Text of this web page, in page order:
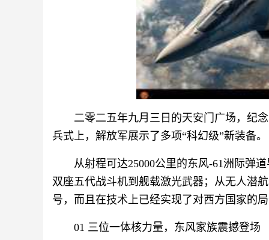
二零二五年九月三日的天安门广场，纪
兵式上，解放军展示了多项“科幻级”新装备。
从射程可达25000公里的东风-61洲际弹
双座五代战斗机到舰载激光武器；从无人
号，而且在技术上已经实现了对西方国家的
01 三位一体核力量，东风家族震撼登场